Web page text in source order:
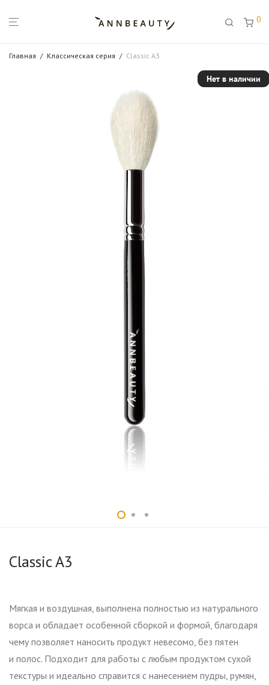
0
Главная / Классическая серия / Classic A3
Нет в наличии
Classic A3
Мягкая и воздушная, выполнена полностью из натурального
ворса и обладает особенной сборкой и формой, благодаря
чему позволяет наносить продукт невесомо, без пятен
и полос. Подходит для работы с любым продуктом сухой
текстуры и идеально справится с нанесением пудры, румян,